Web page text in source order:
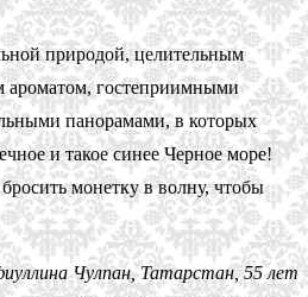
природой, целительным
ароматом, гостеприимными
панорамами, в которых
и такое синее Черное море!
монетку в волну, чтобы
Чулпан, Татарстан, 55 лет